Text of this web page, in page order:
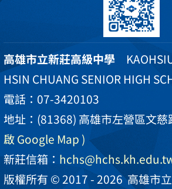
高雄市立新莊高級中學
HSIN CHUANG SENIOR HIGH
電話：07-3420103
地址：(81368) 高雄市左營區文慈
啟 Google Map )
新莊信箱：
版權所有 © 2017 - 2026高雄市